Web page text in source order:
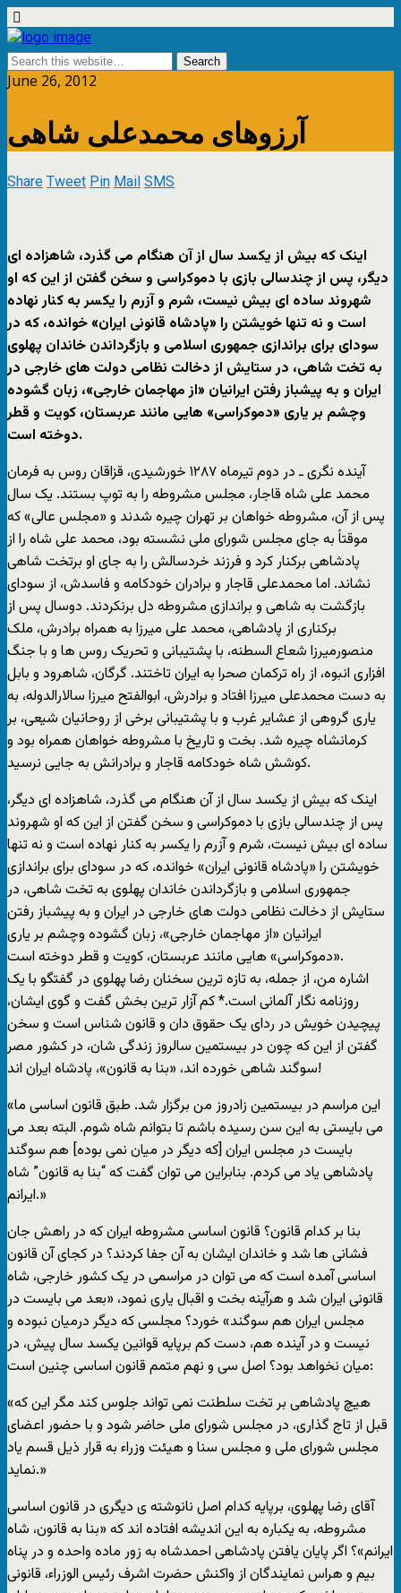
June 26, 2012
آرزوهای محمدعلی شاهی
ShareTweetPinMailSMS
اينک که بيش از يکسد سال از آن هنگام می گذرد، شاهزاده ای
ديگر، پس از چندسالی بازی با دموکراسی و سخن گفتن از اين که او
شهروند ساده ای بيش نيست، شرم و آزرم را يکسر به کنار نهاده
است و نه تنها خويشتن را «پادشاه قانونی ايران» خوانده، که در
سودای برای براندازی جمهوری اسلامی و بازگرداندن خاندان پهلوی
به تخت شاهی، در ستايش از دخالت نظامی دولت های خارجی در
ايران و به پيشباز رفتن ايرانيان «از مهاجمان خارجی»، زبان گشوده
وچشم بر ياری «دموکراسی» هايی مانند عربستان، کويت و قطر
دوخته است.
آينده نگری ـ در دوم تيرماه ۱۲۸٧ خورشيدی، قزاقان روس به فرمان
محمد علی شاه قاجار، مجلس مشروطه را به توپ بستند. يک سال
پس از آن، مشروطه خواهان بر تهران چيره شدند و «مجلس عالی» که
موقتاً به جای مجلس شورای ملی نشسته بود، محمد علی شاه را از
پادشاهی برکنار کرد و فرزند خردسالش را به جای او برتخت شاهی
نشاند. اما محمدعلی قاجار و برادران خودکامه و فاسدش، از سودای
بازگشت به شاهی و براندازی مشروطه دل برنکردند. دوسال پس از
برکناری از پادشاهی، محمد علی ميرزا به همراه برادرش، ملک
منصورميرزا شعاع السطنه، با پشتيبانی و تحريک روس ها و با جنگ
افزاری انبوه، از راه ترکمان صحرا به ايران تاختند. گرگان، شاهرود و بابل
به دست محمدعلی ميرزا افتاد و برادرش، ابوالفتح ميرزا سالارالدوله، به
ياری گروهی از عشاير غرب و با پشتيبانی برخی از روحانيان شيعی، بر
کرمانشاه چيره شد. بخت و تاريخ با مشروطه خواهان همراه بود و
کوشش شاه خودکامه قاجار و برادرانش به جايی نرسيد.
اينک که بيش از يکسد سال از آن هنگام می گذرد، شاهزاده ای ديگر،
پس از چندسالی بازی با دموکراسی و سخن گفتن از اين که او شهروند
ساده ای بيش نيست، شرم و آزرم را يکسر به کنار نهاده است و نه تنها
خويشتن را «پادشاه قانونی ايران» خوانده، که در سودای برای براندازی
جمهوری اسلامی و بازگرداندن خاندان پهلوی به تخت شاهی، در
ستايش از دخالت نظامی دولت های خارجی در ايران و به پيشباز رفتن
ايرانيان «از مهاجمان خارجی»، زبان گشوده وچشم بر ياری
«دموکراسی» هايی مانند عربستان، کويت و قطر دوخته است.
اشاره من، از جمله، به تازه ترين سخنان رضا پهلوی در گفتگو با يک
روزنامه نگار آلمانی است.* کم آزار ترين بخش گفت و گوی ايشان،
پيچيدن خويش در ردای يک حقوق دان و قانون شناس است و سخن
گفتن از اين که چون در بيستمين سالروز زندگی شان، در کشور مصر
سوگند شاهی خورده اند، «بنا به قانون»، پادشاه ايران اند!
«اين مراسم در بيستمين زادروز من برگزار شد. طبق قانون اساسی ما
می بايستی به اين سن رسيده باشم تا بتوانم شاه شوم. البته بعد می
بايست در مجلس ايران [که ديگر در ميان نمی بوده] هم سوگند
پادشاهی ياد می کردم. بنابراين می توان گفت که “بنا به قانون” شاه
ايرانم.»
بنا بر کدام قانون؟ قانون اساسی مشروطه ايران که در راهش جان
فشانی ها شد و خاندان ايشان به آن جفا کردند؟ در کجای آن قانون
اساسی آمده است که می توان در مراسمی در يک کشور خارجی، شاه
قانونی ايران شد و هرآينه بخت و اقبال ياری نمود، «بعد می بايست در
مجلس ايران هم سوگند» خورد؟ مجلسی که ديگر درميان نبوده و
نيست و در آينده هم، دست کم برپايه قوانين يکسد سال پيش، در
ميان نخواهد بود؟ اصل سی و نهم متمم قانون اساسی چنين است:
«هيچ پادشاهی بر تخت سلطنت نمی تواند جلوس کند مگر اين که
قبل از تاج گذاری، در مجلس شورای ملی حاضر شود و با حضور اعضای
مجلس شورای ملی و مجلس سنا و هيئت وزراء به قرار ذيل قسم ياد
نمايد.»
آقای رضا پهلوی، برپايه کدام اصل نانوشته ی ديگری در قانون اساسی
مشروطه، به يکباره به اين انديشه افتاده اند که «بنا به قانون، شاه
ايرانم»؟ اگر پايان يافتن پادشاهی احمدشاه به زور ماده واحده و در پناه
بيم و هراس نمايندگان از واکنش حضرت اشرف رئيس الوزراء، قانونی